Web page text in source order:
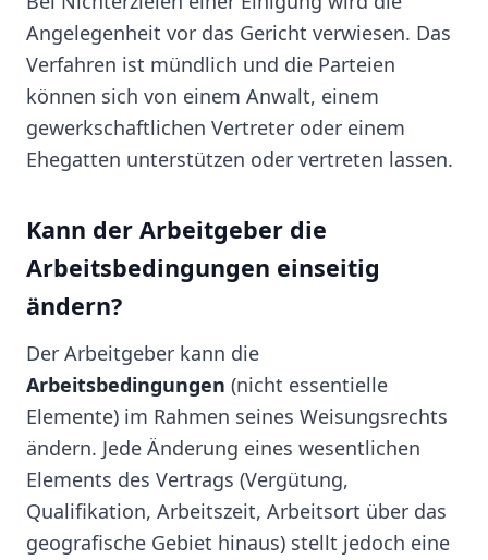
Angelegenheit vor das Gericht verwiesen. Das
Verfahren ist mündlich und die Parteien
können sich von einem Anwalt, einem
gewerkschaftlichen Vertreter oder einem
Ehegatten unterstützen oder vertreten lassen.
Kann der Arbeitgeber die
Arbeitsbedingungen einseitig
ändern?
Der Arbeitgeber kann die
Arbeitsbedingungen (nicht essentielle
Elemente) im Rahmen seines Weisungsrechts
ändern. Jede Änderung eines wesentlichen
Elements des Vertrags (Vergütung,
Qualifikation, Arbeitszeit, Arbeitsort über das
geografische Gebiet hinaus) stellt jedoch eine